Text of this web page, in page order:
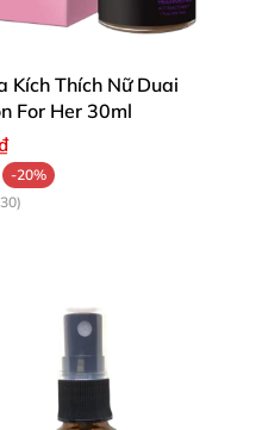
Kích Thích Nữ Duai
For Her 30ml
-20%